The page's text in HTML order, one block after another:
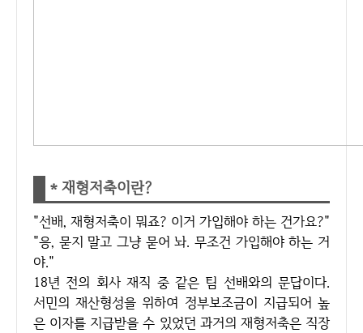
* 재형저축이란?
"선배, 재형저축이 뭐죠? 이거 가입해야 하는 건가요?"
"응, 묻지 말고 그냥 묻어 놔. 무조건 가입해야 하는 거
야."
18년 전의 회사 재직 중 같은 팀 선배와의 문답이다.
서민의 재산형성을 위하여 정부보조금이 지급되어 높
은 이자를 지급받을 수 있었던 과거의 재형저축은 직장